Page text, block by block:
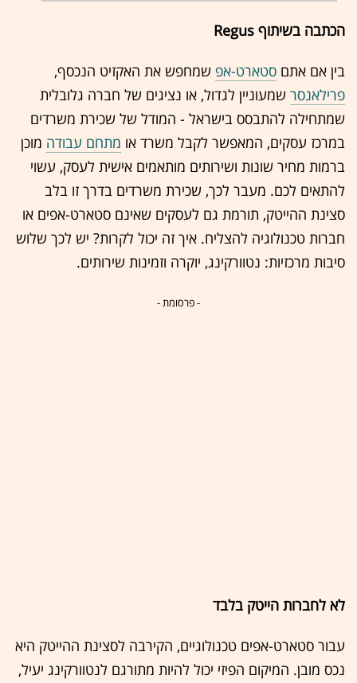
הכתבה בשיתוף Regus
בין אם אתם סטארט-אפ שמחפש את האקזיט הנכסף,
פרילאנסר שמעוניין לגדול, או נציגים של חברה גלובלית
שמתחילה להתבסס בישראל - המודל של שכירת משרדים
במרכז עסקים, המאפשר לקבל משרד או מתחם עבודה מוכן
ברמות מחיר שונות ושירותים מותאמים אישית לעסק, עשוי
להתאים לכם. מעבר לכך, שכירת משרדים בדרך זו בלב
סצינת ההייטק, תורמת גם לעסקים שאינם סטארט-אפים או
חברות טכנולוגיה להצליח. איך זה יכול לקרות? יש לכך שלוש
סיבות מרכזיות: נטוורקינג, יוקרה וזמינות שירותים.
- פרסומת -
לא לחברות הייטק בלבד
עבור סטארט-אפים טכנולוגיים, הקירבה לסצינת ההייטק היא
נכס מובן. המיקום הפיזי יכול להיות מתורגם לנטוורקינג יעיל,